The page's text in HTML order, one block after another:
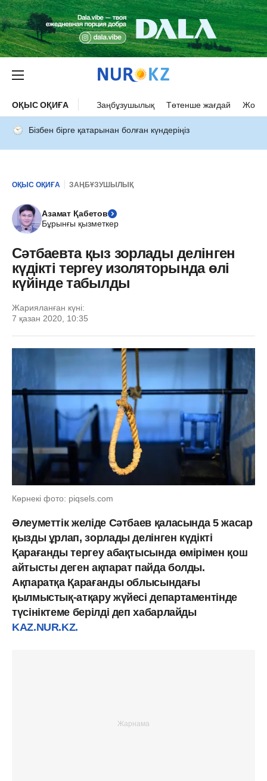
ОҚЫС ОҚИҒА Заңбұзушылық Төтенше жағдай Жол
Бізбен бірге қатарынан болған күндеріңіз
ОҚЫС ОҚИҒА ЗАҢБҰЗУШЫЛЫҚ
Азамат Қабетов
Бұрынғы қызметкер
Сәтбаевта қыз зорлады делінген
күдікті тергеу изоляторында өлі
күйінде табылды
Жарияланған күні:
7 қазан 2020, 10:35
Көрнекі фото: piqsels.com
Әлеуметтік желіде Сәтбаев қаласында 5 жасар
қызды ұрлап, зорлады делінген күдікті
Қарағанды ​​тергеу абақтысында өмірімен қош
айтысты деген ақпарат пайда болды.
Ақпаратқа Қарағанды ​​облысындағы
қылмыстық-атқару жүйесі департаментінде
түсініктеме берілді деп хабарлайды
KAZ.NUR.KZ.